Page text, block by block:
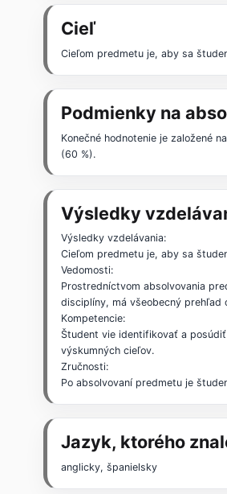
Cieľ
Cieľom predmetu je, aby sa
Podmienky na
Konečné hodnotenie je založené
(60 %).
Výsledky
Výsledky vzdelávania:
Cieľom predmetu je, aby sa
Vedomosti:
Prostredníctvom absolvovania
disciplíny, má všeobecný prehľad
Kompetencie:
Študent vie identifikovať a
výskumných cieľov.
Zručnosti:
Po absolvovaní predmetu je
Jazyk, ktorého
anglicky, španielsky